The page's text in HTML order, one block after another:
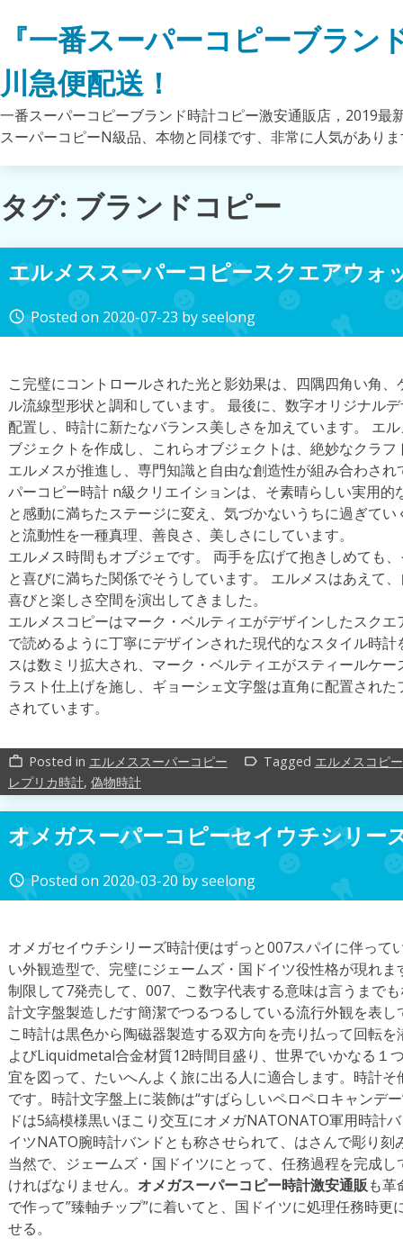
『一番スーパーコピーブラ
川急便配送！
一番スーパーコピーブランド時計コピー激安通販店，2019
スーパーコピーN級品、本物と同様です、非常に人気があり
タグ: ブランドコピー
エルメススーパーコピースクエアウォ
access_time Posted on 2020-07-23 byseelong
こ完璧にコントロールされた光と影効果は、四隅四角い角
ル流線型形状と調和しています。 最後に、数字オリジナル
配置し、時計に新たなバランス美しさを加えています。 エ
ブジェクトを作成し、これらオブジェクトは、絶妙なクラ
エルメスが推進し、専門知識と自由な創造性が組み合わさ
パーコピー時計 n級クリエイションは、そ素晴らしい実用
と感動に満ちたステージに変え、気づかないうちに過ぎて
と流動性を一種真理、善良さ、美しさにしています。
エルメス時間もオブジェです。 両手を広げて抱きしめても
と喜びに満ちた関係でそうしています。 エルメスはあえて
喜びと楽しさ空間を演出してきました。
エルメスコピーはマーク・ベルティエがデザインしたスク
で読めるように丁寧にデザインされた現代的なスタイル時
スは数ミリ拡大され、マーク・ベルティエがスティールケ
ラスト仕上げを施し、ギョーシェ文字盤は直角に配置され
されています。
work_outline Posted in エルメススーパーコピー label_outline Tagged エルメスコピー
レプリカ時計, 偽物時計
オメガスーパーコピーセイウチシリー
access_time Posted on 2020-03-20 byseelong
オメガセイウチシリーズ時計便はずっと007スパイに伴って
い外観造型で、完璧にジェームズ・国ドイツ役性格が現れ
制限して7発売して、007、こ数字代表する意味は言うまで
計文字盤製造しだす簡潔でつるつるしている流行外観を表
こ時計は黒色から陶磁器製造する双方向を売り払って回転
よびLiquidmetal合金材質12時間目盛り、世界でいかなる１
宜を図って、たいへんよく旅に出る人に適合します。時計
です。時計文字盤上に装飾は“すばらしいペロペロキャンデ
ドは5縞模様黒いほこり交互にオメガNATONATO軍用時計
イツNATO腕時計バンドとも称させられて、はさんで彫り刻
当然で、ジェームズ・国ドイツにとって、任務過程を完成
ければなりません。 オメガスーパーコピー時計激安通販も革
で作って”臻軸チップ”に着いてと、国ドイツに処理任務時
せる。